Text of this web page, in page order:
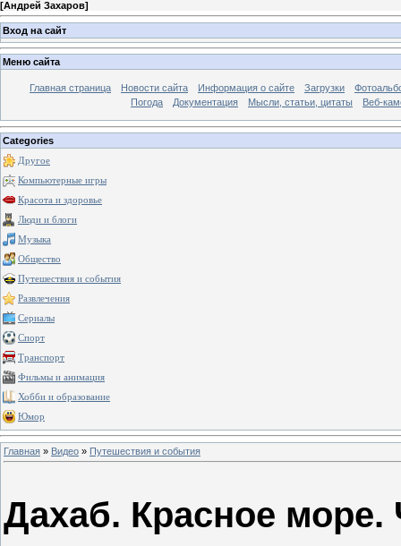
[Андрей Захаров]
Вход на сайт
Меню сайта
Главная страница Новости сайта Информация о сайте Загрузки
Погода
Документация Мысли, статьи, цитаты Веб-
Categories
Другое
Компьютерные игры
Красота и здоровье
Люди и блоги
Музыка
Общество
Путешествия и события
Развлечения
Сериалы
Спорт
Транспорт
Фильмы и анимация
Хобби и образование
Юмор
Главная » Видео » Путешествия и события
Дахаб. Красное море.